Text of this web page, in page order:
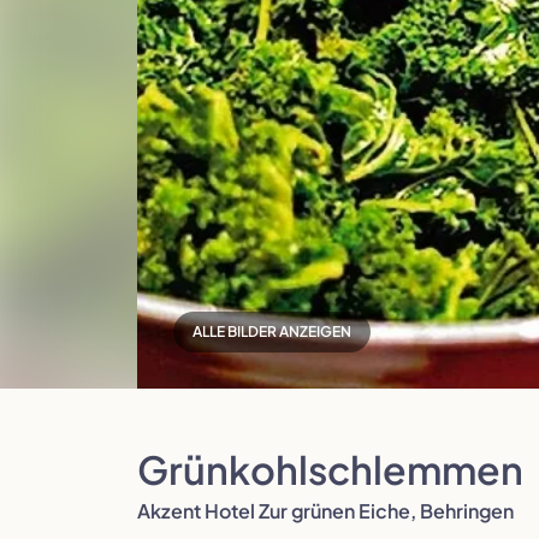
Polen Portugal
Slowenien Spanien
ALLE BILDER ANZEIGEN
Grünkohlschlemmen
Akzent Hotel Zur grünen Eiche, Behringen